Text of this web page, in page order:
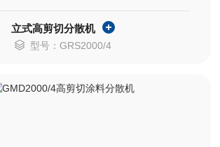
立式高剪切分散机
型号：GRS2000/4